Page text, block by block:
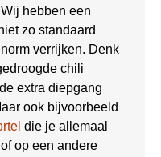
hebben een
zo standaard
verrijken. Denk
chili
extra diepgang
ook bijvoorbeeld
die je allemaal
op een andere